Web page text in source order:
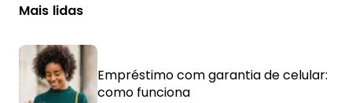
Mais lidas
Empréstimo com garantia de celular:
como funciona